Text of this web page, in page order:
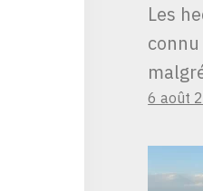
Les
6 août